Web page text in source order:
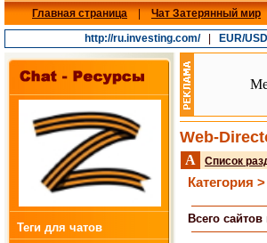
Главная страница Чат Затерянный мир
http://ru.investing.com/| EUR/USD
Теги для чатов
Web-
A Список
Категория
Всего